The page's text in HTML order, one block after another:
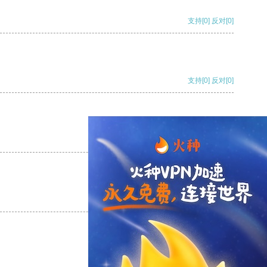
支持[0] 反对[0]
支持[0] 反对[0]
支持
支持[0] 反对[0]
支持[0] 反对[0]